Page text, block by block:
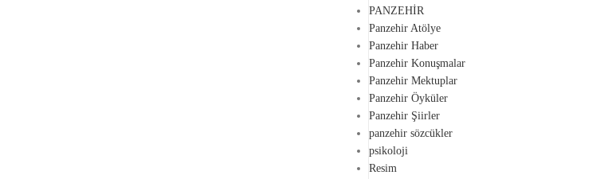
PANZEHİR
Panzehir Atölye
Panzehir Haber
Panzehir Konuşmalar
Panzehir Mektuplar
Panzehir Öyküler
Panzehir Şiirler
panzehir sözcükler
psikoloji
Resim